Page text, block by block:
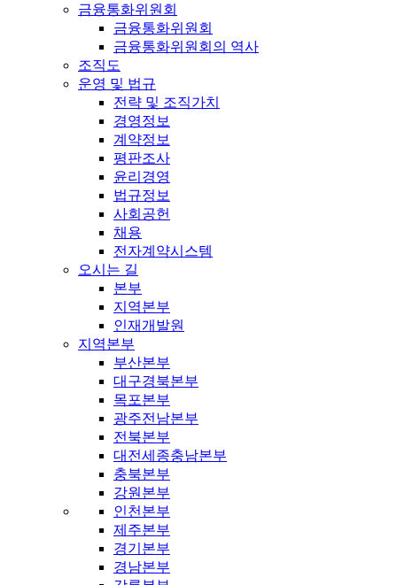
금융통화위원회
금융통화위원회
금융통화위원회의 역사
조직도
운영 및 법규
전략 및 조직가치
경영정보
계약정보
평판조사
윤리경영
법규정보
사회공헌
채용
전자계약시스템
오시는 길
본부
지역본부
인재개발원
지역본부
부산본부
대구경북본부
목포본부
광주전남본부
전북본부
대전세종충남본부
충북본부
강원본부
인천본부
제주본부
경기본부
경남본부